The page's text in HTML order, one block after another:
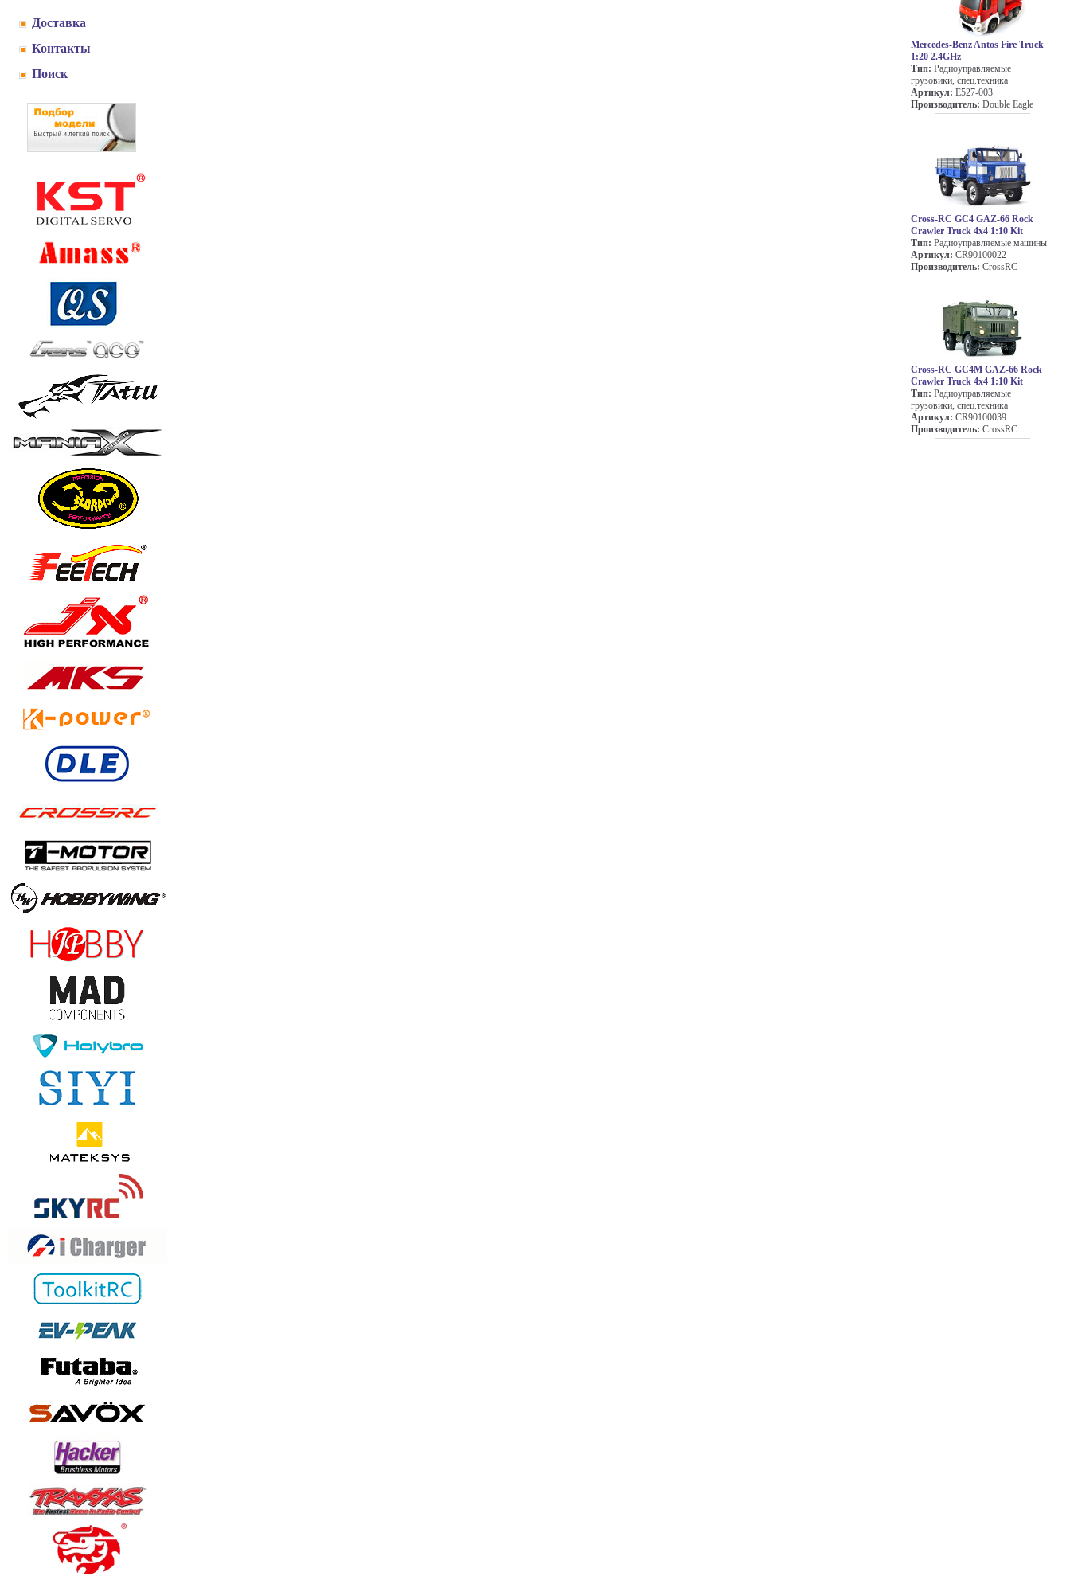
Доставка
Контакты
Поиск
Mercedes-Benz Antos Fire Truck
1:20 2.4GHz
Тип: Радиоуправляемые
грузовики, спец.техника
Артикул: E527-003
Производитель: Double Eagle
Cross-RC GC4 GAZ-66 Rock
Crawler Truck 4x4 1:10 Kit
Тип: Радиоуправляемые машины
Артикул: CR90100022
Производитель: CrossRC
Cross-RC GC4M GAZ-66 Rock
Crawler Truck 4x4 1:10 Kit
Тип: Радиоуправляемые
грузовики, спец.техника
Артикул: CR90100039
Производитель: CrossRC